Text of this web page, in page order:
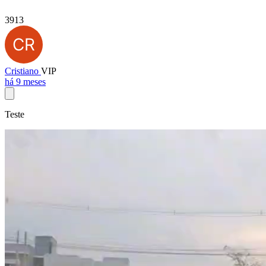
3913
Cristiano VIP
há 9 meses
Teste